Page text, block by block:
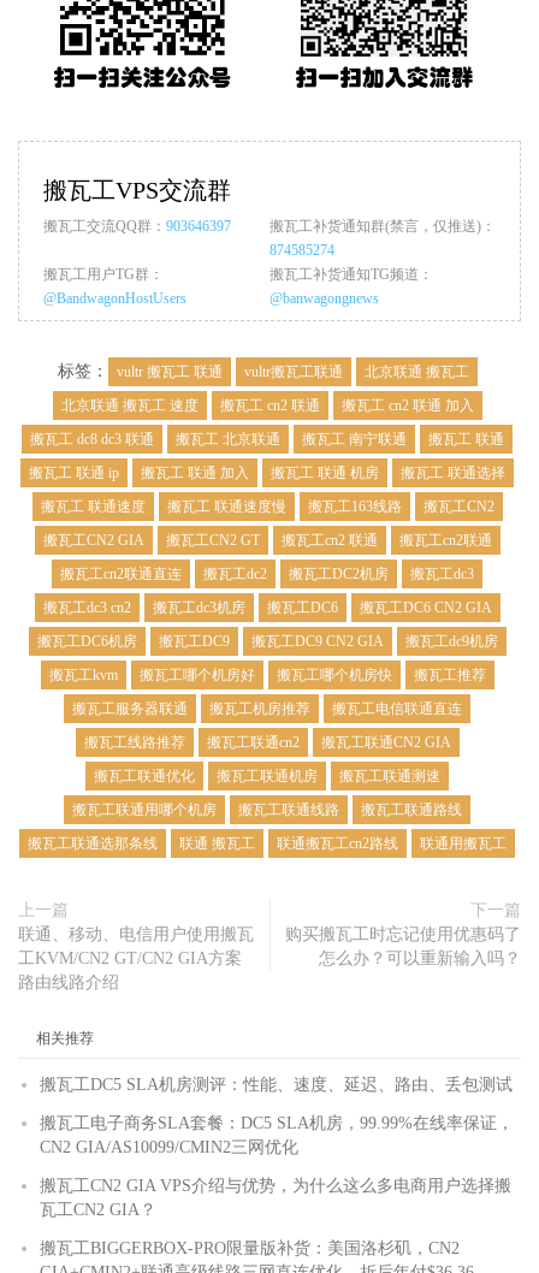
搬瓦工VPS交流群
搬瓦工交流QQ群： 903646397
搬瓦工补货通知群(禁言，仅推送)：
874585274
搬瓦工用户TG群：
@BandwagonHostUsers
搬瓦工补货通知TG频道：
@banwagongnews
标签： vultr 搬瓦工 联通 vultr搬瓦工联通
北京联通 搬瓦工
北京联通 搬瓦工 速度
搬瓦工 cn2 联通
搬瓦工 cn2 联通 加入
搬瓦工 dc8 dc3 联通
搬瓦工 北京联通 搬瓦工 南宁联通
搬瓦工 联通
搬瓦工 联通 ip
搬瓦工 联通 加入 搬瓦工 联通 机房
搬瓦工 联通选择
搬瓦工 联通速度
搬瓦工 联通速度慢 搬瓦工163线路
搬瓦工CN2
搬瓦工CN2 GIA
搬瓦工CN2 GT 搬瓦工cn2 联通
搬瓦工cn2联通
搬瓦工cn2联通直连
搬瓦工dc2 搬瓦工DC2机房
搬瓦工dc3
搬瓦工dc3 cn2
搬瓦工dc3机房 搬瓦工DC6
搬瓦工DC6 CN2 GIA
搬瓦工DC6机房
搬瓦工DC9 搬瓦工DC9 CN2 GIA
搬瓦工dc9机房
搬瓦工kvm
搬瓦工哪个机房好 搬瓦工哪个机房快
搬瓦工推荐
搬瓦工服务器联通
搬瓦工机房推荐
搬瓦工电信联通直连
搬瓦工线路推荐
搬瓦工联通cn2
搬瓦工联通CN2 GIA
搬瓦工联通优化
搬瓦工联通机房
搬瓦工联通测速
搬瓦工联通用哪个机房
搬瓦工联通线路
搬瓦工联通路线
搬瓦工联通选那条线
联通 搬瓦工 联通搬瓦工cn2路线 联通用搬瓦工
上一篇
联通、移动、电信用户使用搬瓦
工KVM/CN2 GT/CN2 GIA方案
路由线路介绍
下一篇
购买搬瓦工时忘记使用优惠码了
怎么办？可以重新输入吗？
相关推荐
搬瓦工DC5 SLA机房测评：性能、速度、延迟、路由、丢包测试
搬瓦工电子商务SLA套餐：DC5 SLA机房，99.99%在线率保证，
CN2 GIA/AS10099/CMIN2三网优化
搬瓦工CN2 GIA VPS介绍与优势，为什么这么多电商用户选择搬
瓦工CN2 GIA？
搬瓦工BIGGERBOX-PRO限量版补货：美国洛杉矶，CN2